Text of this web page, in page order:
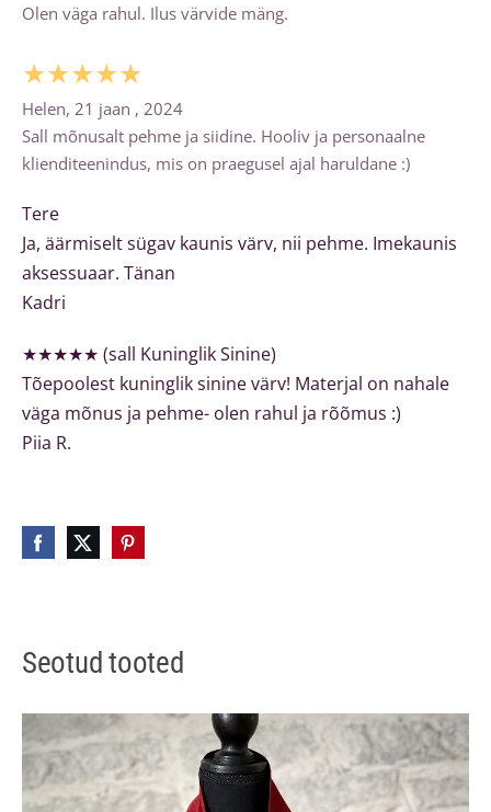
Olen väga rahul. Ilus värvide mäng.
★★★★★
Helen, 21 jaan , 2024
Sall mõnusalt pehme ja siidine. Hooliv ja personaalne
klienditeenindus, mis on praegusel ajal haruldane :)
Tere
Ja, äärmiselt sügav kaunis värv, nii pehme. Imekaunis
aksessuaar. Tänan
Kadri
★★★★★ (sall Kuninglik Sinine)
Tõepoolest kuninglik sinine värv! Materjal on nahale
väga mõnus ja pehme- olen rahul ja rõõmus :)
Piia R.
Seotud tooted